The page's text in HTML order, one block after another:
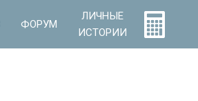
ФОРУМ
ЛИЧНЫЕ
ИСТОРИИ